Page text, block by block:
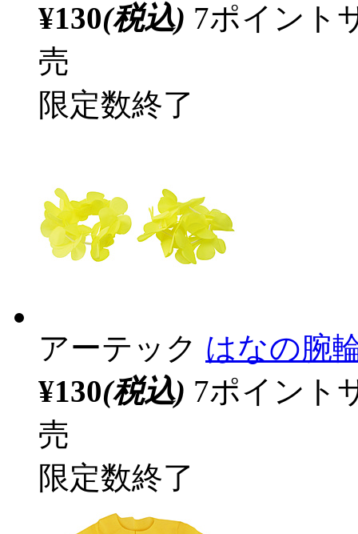
¥130(税込) 7ポイント
売
限定数終了
アーテック はなの腕
¥130(税込) 7ポイント
売
限定数終了